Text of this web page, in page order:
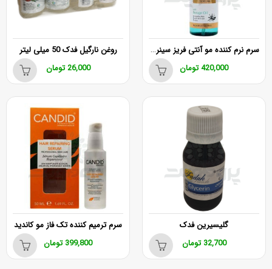
سرم نرم کننده مو آنتی فریز سینره 100 میلی لیتر
420,000تومان
روغن نارگیل فدک 50 میلی لیتر
26,000 تومان
گلیسیرین فدک
32,700 تومان
سرم ترمیم کننده تک فاز مو کاندید
399,800 تومان